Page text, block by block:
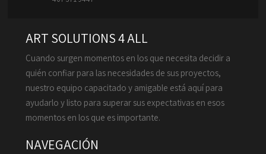
ART SOLUTIONS 4 ALL
Cuando surgen momentos en los que necesita decidir a
quién confiar para las necesidades de sus proyectos,
nuestro equipo capacitado y amigable está aquí para
ayudarlo y listo para superar sus expectativas en esos
momentos en los que es importante.
NAVEGACIÓN